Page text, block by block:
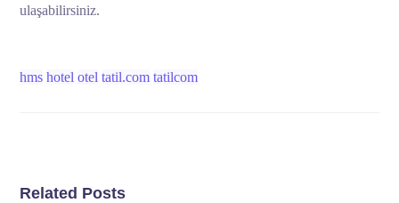
ulaşabilirsiniz.
hms hotel otel tatil.com tatilcom
Related Posts